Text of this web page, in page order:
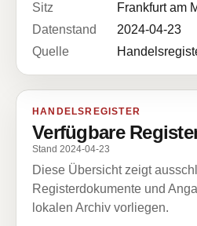
Sitz
Frankfurt am
Datenstand
2024-04-23
Quelle
HANDELSREGISTER
Verfügbare
Stand 2024-04-23
Diese Übersicht zeigt
Registerdokumente und
lokalen Archiv vorliegen.